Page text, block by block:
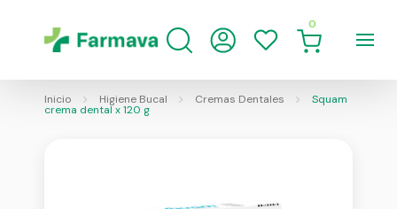
0
Inicio Higiene Bucal Cremas Dentales Squam
crema dental x 120 g